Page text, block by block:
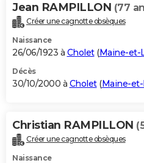
Jean RAMPILLON (77
Créer une cagnotte obsèques
Naissance
26/06/1923 à Cholet(Maine-et-
Décès
30/10/2000 à Cholet(Maine-
Christian RAMPILLON
Créer une cagnotte obsèques
Naissance